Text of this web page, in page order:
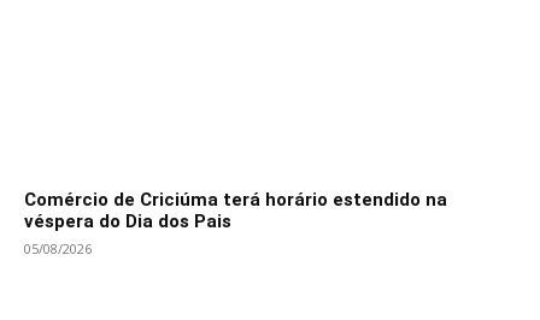
Comércio de Criciúma terá horário estendido na
véspera do Dia dos Pais
05/08/2026